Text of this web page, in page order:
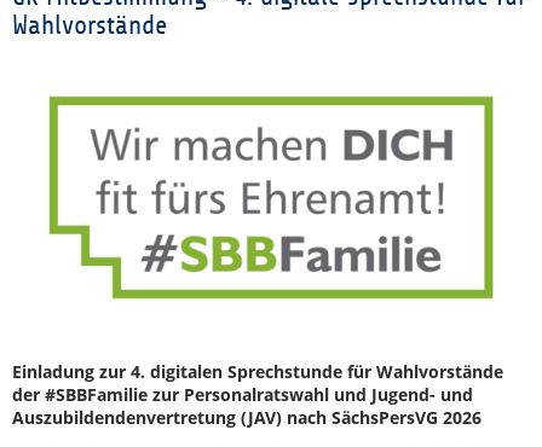
Wahlvorstände
Einladung zur 4. digitalen Sprechstunde für Wahlvorstände
der #SBBFamilie zur Personalratswahl und Jugend- und
Auszubildendenvertretung (JAV) nach SächsPersVG 2026